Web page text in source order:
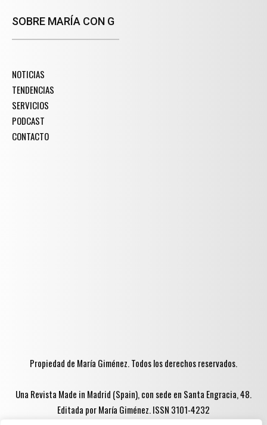
SOBRE MARÍA CON G
NOTICIAS
TENDENCIAS
SERVICIOS
PODCAST
CONTACTO
Propiedad de María Giménez. Todos los derechos reservados.
Una Revista Made in Madrid (Spain), con sede en Santa Engracia, 48.
Editada por María Giménez. ISSN 3101-4232